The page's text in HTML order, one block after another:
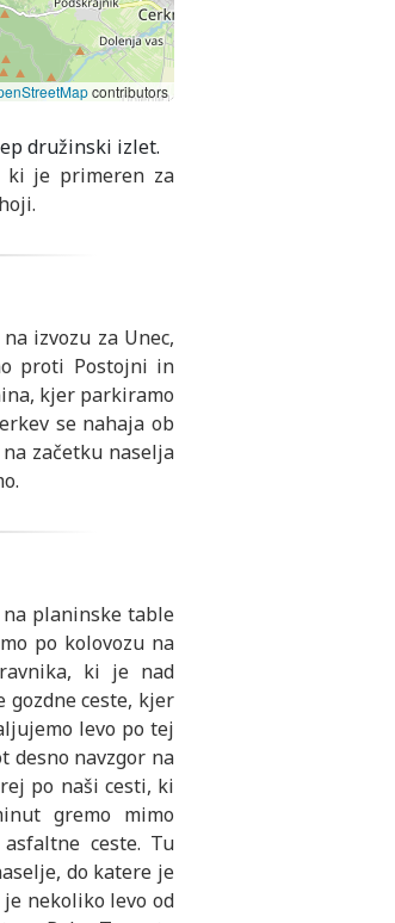
contributors
ki je primeren za
izvozu za Unec,
proti Postojni in
kjer parkiramo
se nahaja ob
začetku naselja
planinske table
po kolovozu na
ki je nad
gozdne ceste, kjer
levo po tej
desno navzgor na
po naši cesti, ki
gremo mimo
ceste. Tu
do katere je
nekoliko levo od